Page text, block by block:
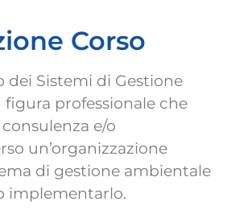
Corso
dei Sistemi di Gestione
professionale che
e/o
un’organizzazione
di gestione ambientale
implementarlo.